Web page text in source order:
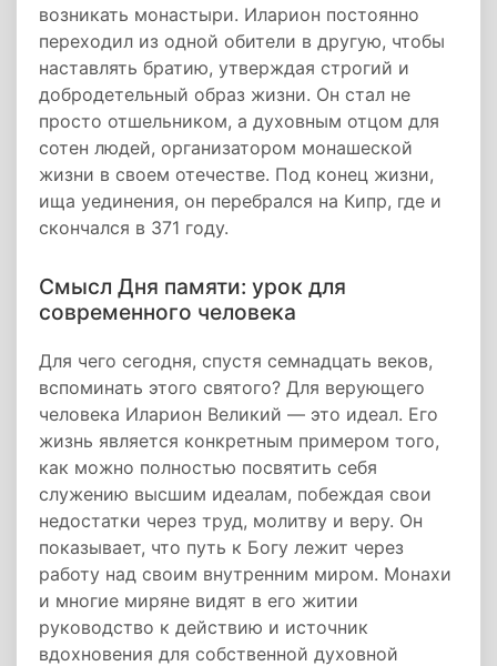
возникать монастыри. Иларион постоянно
переходил из одной обители в другую, чтобы
наставлять братию, утверждая строгий и
добродетельный образ жизни. Он стал не
просто отшельником, а духовным отцом для
сотен людей, организатором монашеской
жизни в своем отечестве. Под конец жизни,
ища уединения, он перебрался на Кипр, где и
скончался в 371 году.
Смысл Дня памяти: урок для
современного человека
Для чего сегодня, спустя семнадцать веков,
вспоминать этого святого? Для верующего
человека Иларион Великий — это идеал. Его
жизнь является конкретным примером того,
как можно полностью посвятить себя
служению высшим идеалам, побеждая свои
недостатки через труд, молитву и веру. Он
показывает, что путь к Богу лежит через
работу над своим внутренним миром. Монахи
и многие миряне видят в его житии
руководство к действию и источник
вдохновения для собственной духовной